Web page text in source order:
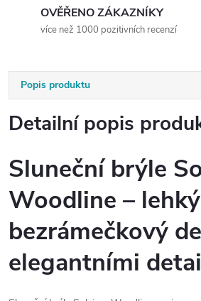
OVĚŘENO ZÁKAZNÍKY
více než 1000 pozitivních recenzí
Popis produktu
Detailní popis
Sluneční brýle
Woodline – lehký
bezrámečkový
elegantními